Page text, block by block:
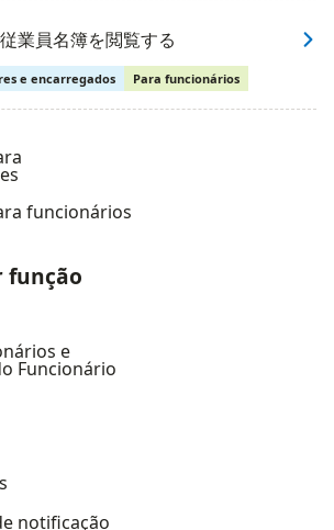
業員名簿を閲覧する
e encarregados Para funcionários
ュー
funcionários
função
e
Funcionário
notificação